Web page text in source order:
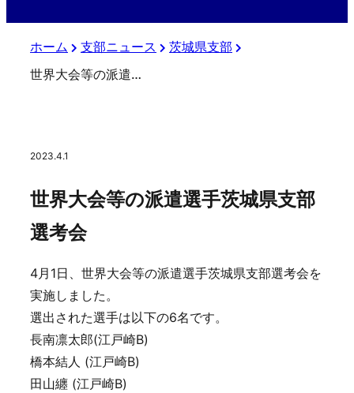
ホーム 支部ニュース
茨城県支部
世界大会等の派遣選手茨城県支部選考会
2023.4.1
世界大会等の派遣選手茨城県支部
選考会
4月1日、世界大会等の派遣選手茨城県支部選考会を
実施しました。
選出された選手は以下の6名です。
長南凛太郎(江戸崎B)
橋本結人 (江戸崎B)
田山纏 (江戸崎B)